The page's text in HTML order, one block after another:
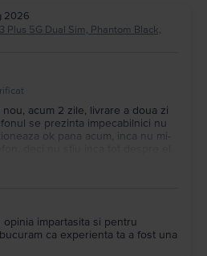
2026
Plus 5G Dual Sim, Phantom Black,
acum 2 zile, livrare a doua zi
se prezinta impecabilnici nu
ok pana acum, inca nu mi-
impartasita si pentru
ca experienta ta a fost una